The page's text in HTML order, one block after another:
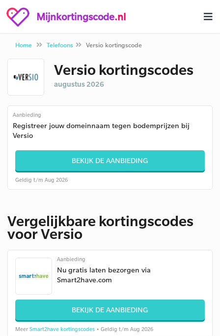
Mijnkortingscode.nl
Home Telefoons Versio kortingscode
Versio kortingscodes
augustus 2026
Aanbieding
Registreer jouw domeinnaam tegen bodemprijzen bij
Versio
BEKIJK DE AANBIEDING
Geldig t/m Aug 2026
Vergelijkbare kortingscodes
voor Versio
Aanbieding
Nu gratis laten bezorgen via
Smart2have.com
BEKIJK DE AANBIEDING
Meer Smart2have kortingscodes • Geldig t/m Aug 2026